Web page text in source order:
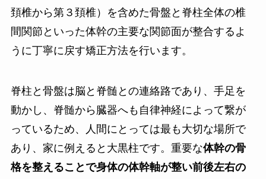
頚椎から第３頚椎）を含めた骨盤と脊柱全体の椎
間関節といった体幹の主要な関節面が整合するよ
うに丁寧に戻す矯正方法を行います。
脊柱と骨盤は脳と脊髄との連絡路であり、手足を
動かし、脊髄から臓器へも自律神経によって繋が
っているため、人間にとっては最も大切な場所で
あり、家に例えると大黒柱です。重要な体幹の骨
格を整えることで身体の体幹軸が整い前後左右の